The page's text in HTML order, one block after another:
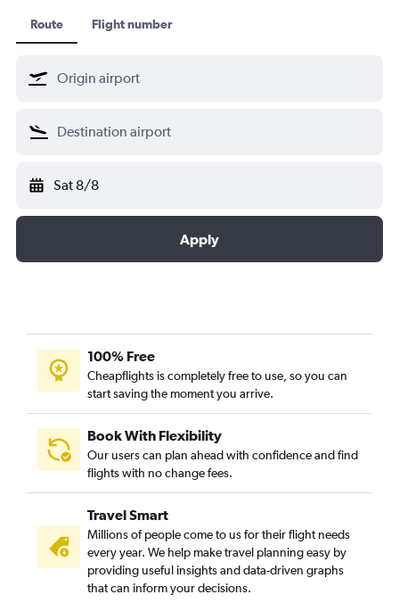
Route Flight number
Sat 8/8
Apply
100% Free
Cheapflights is completely free to use, so you can
start saving the moment you arrive.
Book With Flexibility
Our users can plan ahead with confidence and find
flights with no change fees.
Travel Smart
Millions of people come to us for their flight needs
every year. We help make travel planning easy by
providing useful insights and data-driven graphs
that can inform your decisions.